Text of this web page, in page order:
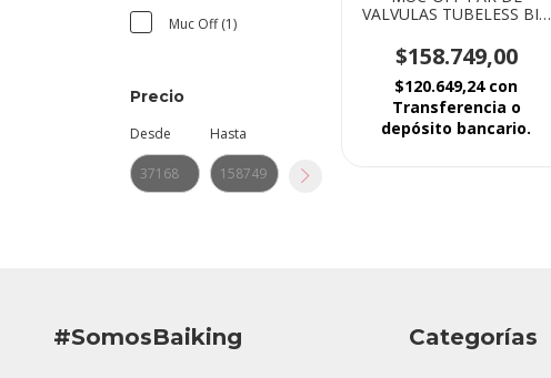
Muc Off (1)
Precio
Desde Hasta
VALVULAS TUBELESS BIG
$158.749,00
$120.649,24 con
Transferencia o
depósito bancario.
#SomosBaiking Categorías